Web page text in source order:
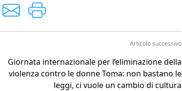
Articolo successivo
Giornata internazionale per l’eliminazione della
violenza contro le donne Toma: non bastano le
leggi, ci vuole un cambio di cultura